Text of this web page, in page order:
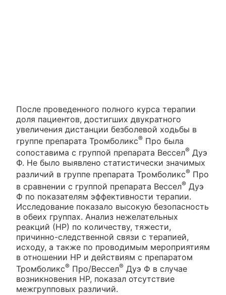
После проведенного полного курса терапии
доля пациентов, достигших двукратного
увеличения дистанции безболевой ходьбы в
группе препарата Тромболикс® Про была
сопоставима с группой препарата Вессел® Дуэ
Ф. Не было выявлено статистически значимых
различий в группе препарата Тромболикс® Про
в сравнении с группой препарата Вессел® Дуэ
Ф по показателям эффективности терапии.
Исследование показало высокую безопасность
в обеих группах. Анализ нежелательных
реакций (НР) по количеству, тяжести,
причинно-следственной связи с терапией,
исходу, а также по проводимым мероприятиям
в отношении НР и действиям с препаратом
Тромболикс® Про/Вессел® Дуэ Ф в случае
возникновения НР, показал отсутствие
межгрупповых различий.